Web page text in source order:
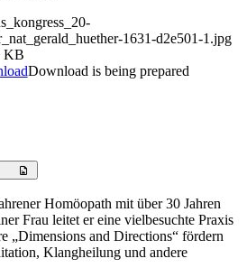
1631-d2e501-1.jpg
KB
Download is being prepared
Homöopath mit über 30 Jahren
Frau leitet er eine vielbesuchte Praxis
„Dimensions and Directions“ fördern
Klangheilung und andere